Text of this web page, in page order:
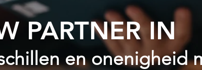
PARTNER IN
en onenigheid